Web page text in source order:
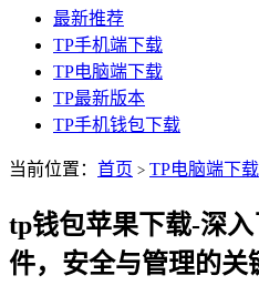
最新推荐
TP手机端下载
TP电脑端下载
TP最新版本
TP手机钱包下载
当前位置： 首页 > TP电脑端下载
tp钱包苹果下载-深
件，安全与管理的关